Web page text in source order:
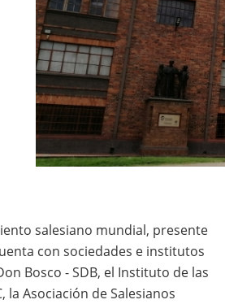
salesiano mundial, presente
con sociedades e institutos
Bosco - SDB, el Instituto de las
la Asociación de Salesianos